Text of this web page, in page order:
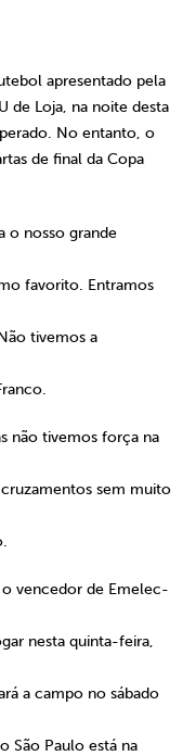
apresentado pela
de Loja, na noite desta
No entanto, o
de final da Copa
o nosso grande
favorito. Entramos
tivemos a
não tivemos força na
sem muito
vencedor de Emelec-
nesta quinta-feira,
a campo no sábado
São Paulo está na